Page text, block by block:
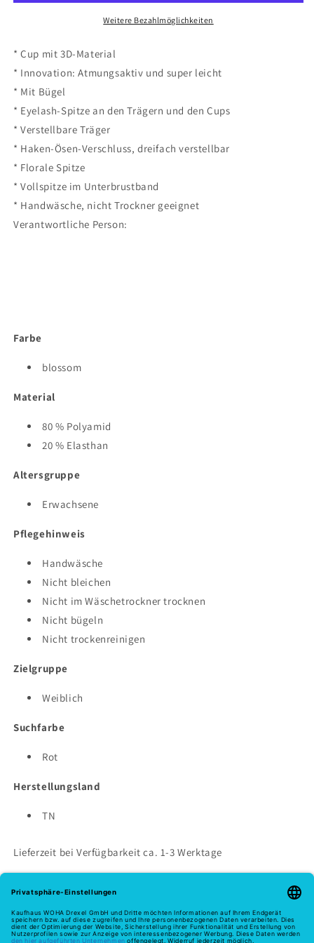
Weitere Bezahlmöglichkeiten
* Cup mit 3D-Material
* Innovation: Atmungsaktiv und super leicht
* Mit Bügel
* Eyelash-Spitze an den Trägern und den Cups
* Verstellbare Träger
* Haken-Ösen-Verschluss, dreifach verstellbar
* Florale Spitze
* Vollspitze im Unterbrustband
* Handwäsche, nicht Trockner geeignet
Verantwortliche Person:
Farbe
blossom
Material
80 % Polyamid
20 % Elasthan
Altersgruppe
Erwachsene
Pflegehinweis
Handwäsche
Nicht bleichen
Nicht im Wäschetrockner trocknen
Nicht bügeln
Nicht trockenreinigen
Zielgruppe
Weiblich
Suchfarbe
Rot
Herstellungsland
TN
Lieferzeit bei Verfügbarkeit ca. 1-3 Werktage